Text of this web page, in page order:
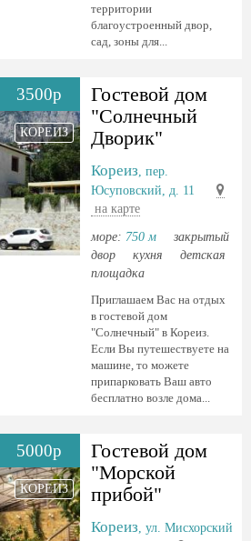
территории
благоустроенный двор,
сад, зоны для...
3500р
КОРЕИЗ
Гостевой дом
"Солнечный
Дворик"
Кореиз, пер.
Юсуповский, д. 11
на карте
море: 750 м
закрытый
двор
кухня
детская
площадка
Приглашаем Вас на отдых
в гостевой дом
"Солнечный" в Кореиз.
Если Вы путешествуете на
машине, то можете
припарковать Ваш авто
бесплатно возле дома...
5000р
КОРЕИЗ
Гостевой дом
"Морской
прибой"
Кореиз, ул. Мисхорский